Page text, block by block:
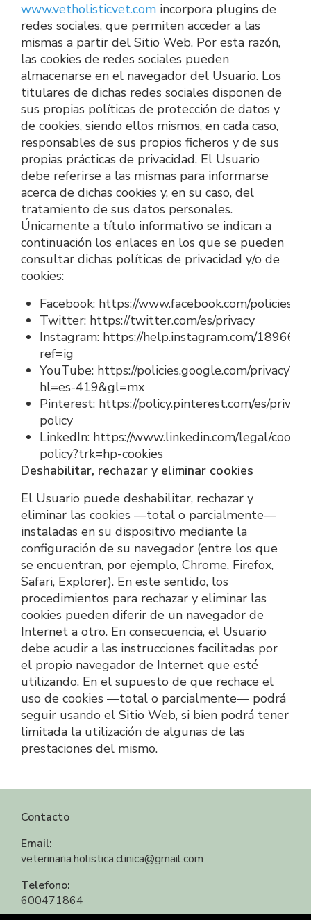
www.vetholisticvet.com incorpora plugins de
redes sociales, que permiten acceder a las
mismas a partir del Sitio Web. Por esta razón,
las cookies de redes sociales pueden
almacenarse en el navegador del Usuario. Los
titulares de dichas redes sociales disponen de
sus propias políticas de protección de datos y
de cookies, siendo ellos mismos, en cada caso,
responsables de sus propios ficheros y de sus
propias prácticas de privacidad. El Usuario
debe referirse a las mismas para informarse
acerca de dichas cookies y, en su caso, del
tratamiento de sus datos personales.
Únicamente a título informativo se indican a
continuación los enlaces en los que se pueden
consultar dichas políticas de privacidad y/o de
cookies:
Facebook: https://www.facebook.com/policies/
Twitter: https://twitter.com/es/privacy
Instagram: https://help.instagram.com/
ref=ig
YouTube: https://policies.google.com/privacy?
hl=es-419&gl=mx
Pinterest: https://policy.pinterest.com/es/
policy
LinkedIn: https://www.linkedin.com/legal/cookie-
policy?trk=hp-cookies
Deshabilitar, rechazar y eliminar cookies
El Usuario puede deshabilitar, rechazar y
eliminar las cookies —total o parcialmente—
instaladas en su dispositivo mediante la
configuración de su navegador (entre los que
se encuentran, por ejemplo, Chrome, Firefox,
Safari, Explorer). En este sentido, los
procedimientos para rechazar y eliminar las
cookies pueden diferir de un navegador de
Internet a otro. En consecuencia, el Usuario
debe acudir a las instrucciones facilitadas por
el propio navegador de Internet que esté
utilizando. En el supuesto de que rechace el
uso de cookies —total o parcialmente— podrá
seguir usando el Sitio Web, si bien podrá tener
limitada la utilización de algunas de las
prestaciones del mismo.
Contacto
Email:
veterinaria.holistica.clinica@gmail.com
Telefono:
600471864